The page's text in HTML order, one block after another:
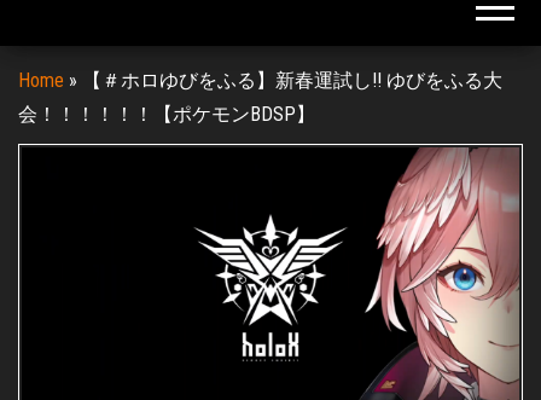
Home »
【＃ホロゆびをふる】新春運試し!! ゆびをふる大
会！！！！！！【ポケモンBDSP】